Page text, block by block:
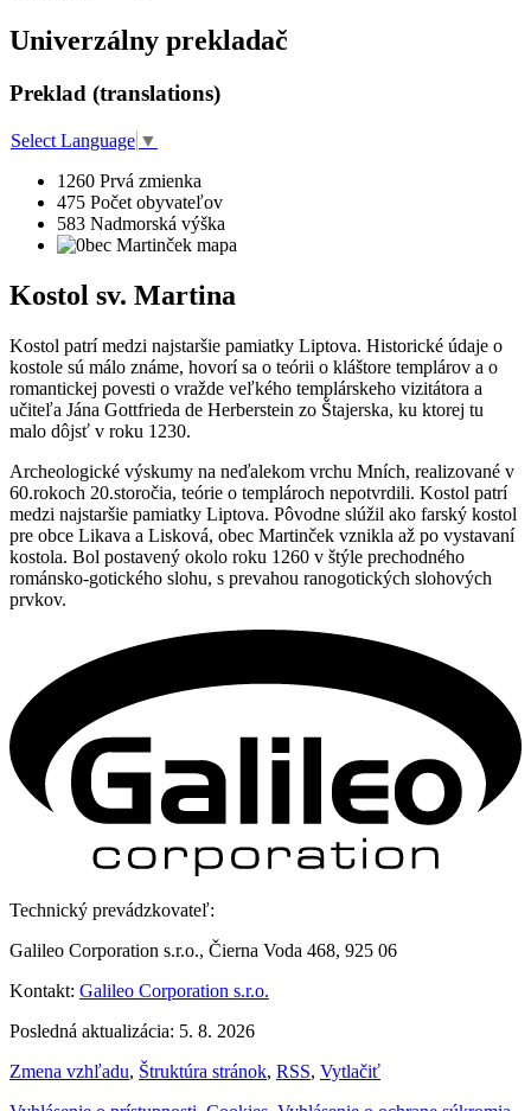
Univerzálny prekladač
Preklad (translations)
Select Language ▼
1260 Prvá zmienka
475 Počet obyvateľov
583 Nadmorská výška
Kostol sv. Martina
Kostol patrí medzi najstaršie pamiatky Liptova. Historické údaje o
kostole sú málo známe, hovorí sa o teórii o kláštore templárov a o
romantickej povesti o vražde veľkého templárskeho vizitátora a
učiteľa Jána Gottfrieda de Herberstein zo Štajerska, ku ktorej tu
malo dôjsť v roku 1230.
Archeologické výskumy na neďalekom vrchu Mních, realizované v
60.rokoch 20.storočia, teórie o templároch nepotvrdili. Kostol patrí
medzi najstaršie pamiatky Liptova. Pôvodne slúžil ako farský kostol
pre obce Likava a Lisková, obec Martinček vznikla až po vystavaní
kostola. Bol postavený okolo roku 1260 v štýle prechodného
románsko-gotického slohu, s prevahou ranogotických slohových
prvkov.
Technický prevádzkovateľ:
Galileo Corporation s.r.o., Čierna Voda 468, 925 06
Kontakt: Galileo Corporation s.r.o.
Posledná aktualizácia: 5. 8. 2026
Zmena vzhľadu, Štruktúra stránok, RSS, Vytlačiť